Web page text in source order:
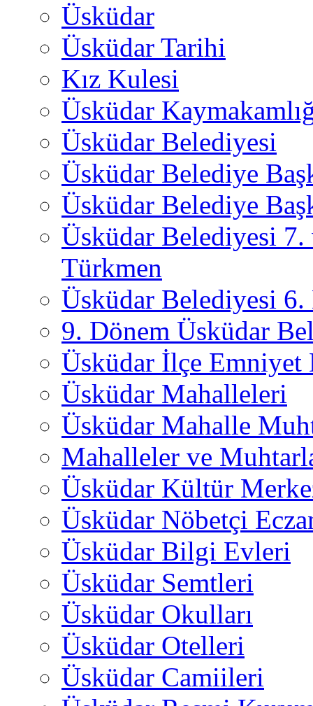
Üsküdar
Üsküdar Tarihi
Kız Kulesi
Üsküdar
Üsküdar Belediyesi
Üsküdar Belediye
Üsküdar Belediye
Üsküdar Belediyesi
Türkmen
Üsküdar Belediyesi 6.
9. Dönem Üsküdar
Üsküdar İlçe
Üsküdar Mahalleleri
Üsküdar Mahalle
Mahalleler ve
Üsküdar Kültür
Üsküdar Nöbetçi
Üsküdar Bilgi Evleri
Üsküdar Semtleri
Üsküdar Okulları
Üsküdar Otelleri
Üsküdar Camiileri